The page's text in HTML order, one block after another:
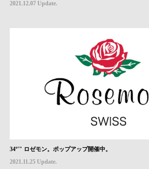
2021.12.07 Update.
34º'" ロゼモン。ポップアップ開催中。
2021.11.25 Update.